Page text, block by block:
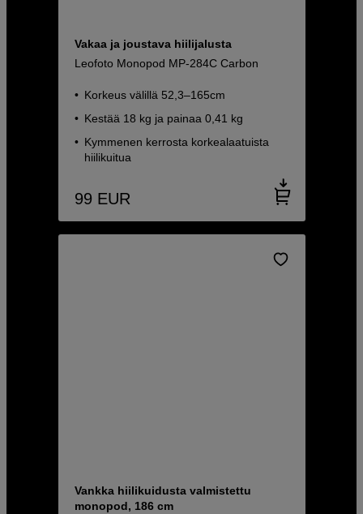
Vakaa ja joustava hiilijalusta
Leofoto Monopod MP-284C Carbon
Korkeus välillä 52,3–165cm
Kestää 18 kg ja painaa 0,41 kg
Kymmenen kerrosta korkealaatuista
hiilikuitua
99 EUR
Vankka hiilikuidusta valmistettu
monopod, 186 cm